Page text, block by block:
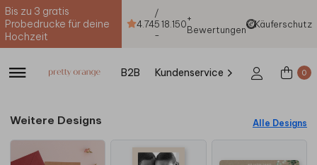
Bis zu 3 gratis
Probedrucke für deine
Hochzeit
4.74
/
5
-
18.150+
Bewertungen
Käuferschutz
B2B Kundenservice 0
Weitere Designs Alle Designs